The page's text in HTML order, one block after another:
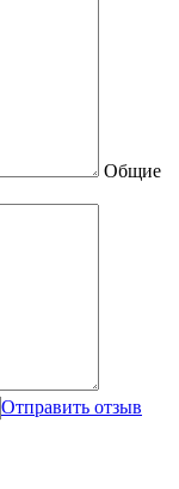
Общие
Отправить отзыв